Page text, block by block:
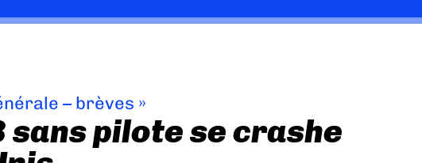
– brèves »
sans pilote se crashe